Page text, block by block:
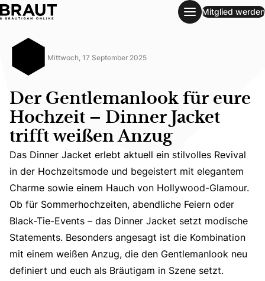
Der Gentlemanlook für eure Hochzeit – Dinner Jacket
Mitglied werden
Mittwoch, 17 September 2025
Der Gentlemanlook für eure
Hochzeit – Dinner Jacket
trifft weißen Anzug
Das Dinner Jacket erlebt aktuell ein stilvolles Revival in
Das Dinner Jacket erlebt aktuell ein stilvolles Revival
in der Hochzeitsmode und begeistert mit elegantem
Charme sowie einem Hauch von Hollywood-Glamour.
Ob für Sommerhochzeiten, abendliche Feiern oder
Black-Tie-Events – das Dinner Jacket setzt modische
Statements. Besonders angesagt ist die Kombination
mit einem weißen Anzug, die den Gentlemanlook neu
definiert und euch als Bräutigam in Szene setzt.